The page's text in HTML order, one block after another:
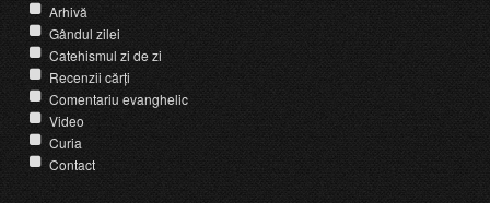
Arhivă
Gândul zilei
Catehismul zi de zi
Recenzii cărți
Comentariu evanghelic
Video
Curia
Contact